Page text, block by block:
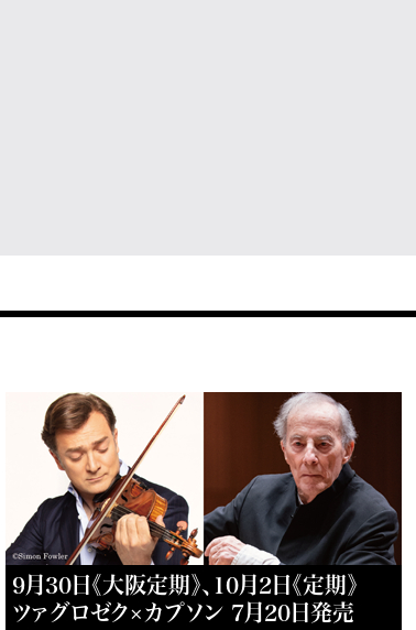
9月30日《大阪定期》、10月2日《定期》
ツァグロゼク×カプソン 7月20日発売